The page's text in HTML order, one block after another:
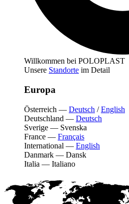
Willkommen bei POLOPLAST
Unsere Standorte im Detail
Europa
Österreich — Deutsch /English
Deutschland — Deutsch
Sverige — Svenska
France — Français
International — English
Danmark — Dansk
Italia — Italiano